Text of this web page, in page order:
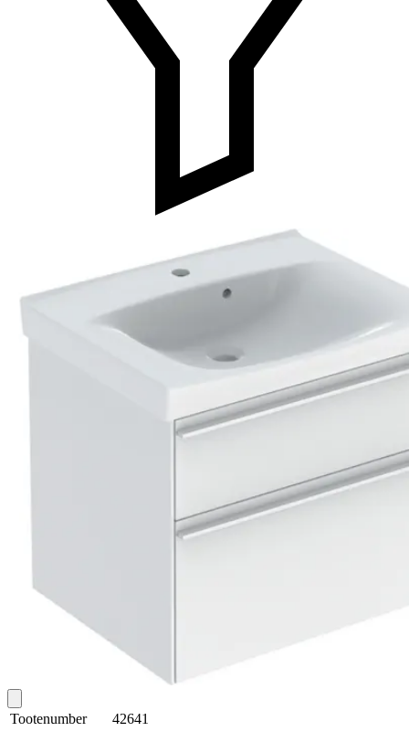
Tootenumber 42641